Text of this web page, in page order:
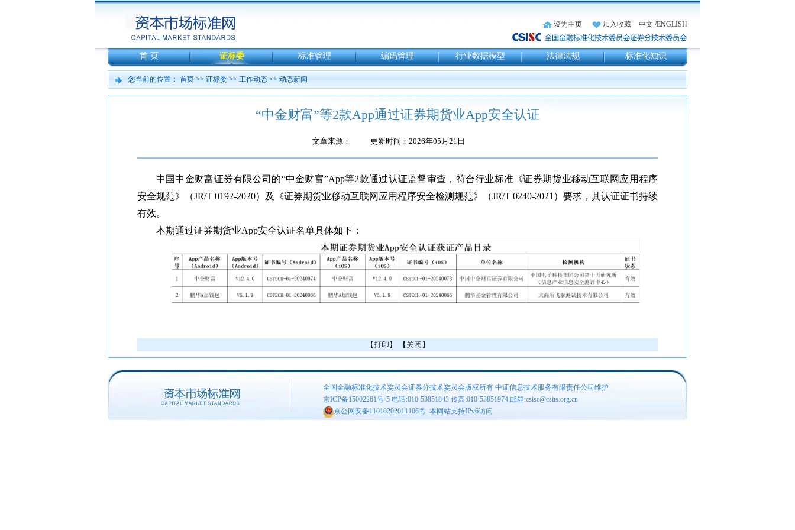
设为主页 加入收藏 中文 /ENGLISH
首 页 证标委 标准管理 编码管理 行业数据模型 法律法规 标准化知识
您当前的位置： 首页 >> 证标委 >> 工作动态 >> 动态新闻
“中金财富”等2款App通过证券期货业App安全认证
文章来源： 更新时间：2026年05月21日
中国中金财富证券有限公司的“中金财富”App等2款通过认证监督审查，符合行业标准《证券期货业移动互联网应用程序
安全规范》（JR/T 0192-2020）及《证券期货业移动互联网应用程序安全检测规范》（JR/T 0240-2021）要求，其认证证书持续
有效。
本期通过证券期货业App安全认证名单具体如下：
【打印 】 【 关闭 】
全国金融标准化技术委员会证券分技术委员会版权所有 中证信息技术服务有限责任公司维护
京ICP备15002261号-5电话:010-53851843 传真:010-53851974 邮箱:csisc@csits.org.cn
京公网安备11010202011106号本网站支持IPv6访问